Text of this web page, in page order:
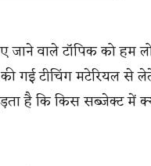
जाने वाले टॉपिक को हम
की गई टीचिंग मटेरियल
है कि किस सब्जेक्ट में